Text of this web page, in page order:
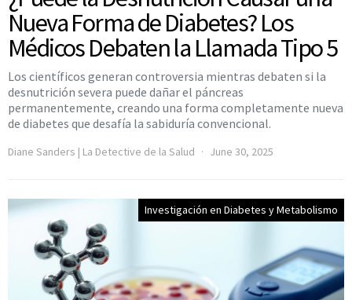
Nueva Forma de Diabetes? Los
Médicos Debaten la Llamada Tipo 5
Los científicos generan controversia mientras debaten si la
desnutrición severa puede dañar el páncreas
permanentemente, creando una forma completamente nueva
de diabetes que desafía la sabiduría convencional.
Diane Sanders | La Detective de la Salud June 30, 2025
Investigación en Diabetes y Metabolismo